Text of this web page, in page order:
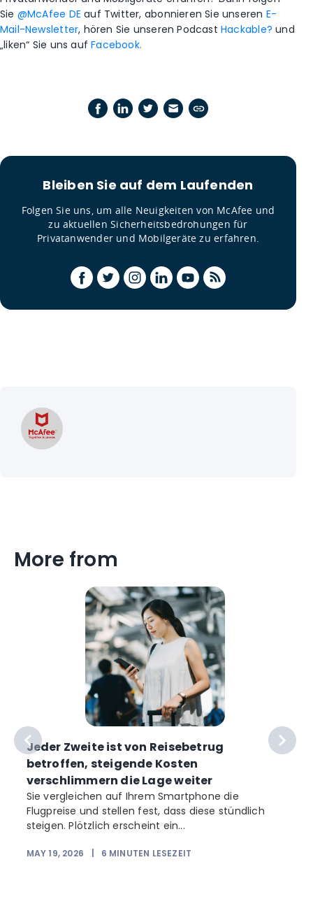
Sie @McAfee DE auf Twitter, abonnieren Sie unseren E-
Mail-Newsletter, hören Sie unseren PodcastHackable? und
„liken“ Sie uns aufFacebook.
Bleiben Sie auf dem Laufenden
Folgen Sie uns, um alle Neuigkeiten von McAfee und
zu aktuellen Sicherheitsbedrohungen für
Privatanwender und Mobilgeräte zu erfahren.
More from
Jeder Zweite ist von Reisebetrug
betroffen, steigende Kosten
verschlimmern die Lage weiter
Sie vergleichen auf Ihrem Smartphone die
Flugpreise und stellen fest, dass diese stündlich
steigen. Plötzlich erscheint ein...
MAY 19, 2026 6 MINUTEN LESEZEIT